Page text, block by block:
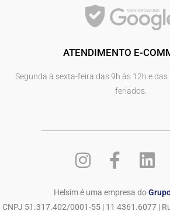
ATENDIMENTO E-
Segunda à sexta-feira das 9h às 12h e
feriados.
Helsim é uma empresa do
CNPJ 51.317.402/0001-55 | 11 4361.6077 |